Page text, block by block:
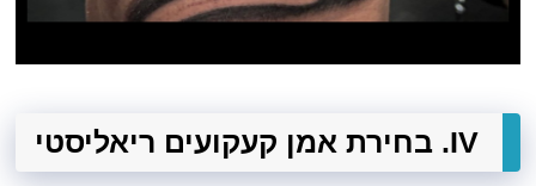
IV. בחירת אמן קעקועים ריאליסטי